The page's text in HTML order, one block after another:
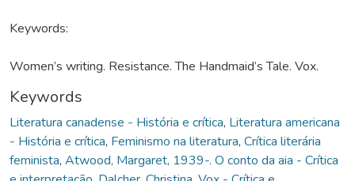
Keywords:
Women’s writing. Resistance. The Handmaid’s Tale. Vox.
Keywords
Literatura canadense - História e crítica, Literatura americana
- História e crítica, Feminismo na literatura, Crítica literária
feminista, Atwood, Margaret, 1939-. O conto da aia - Crítica